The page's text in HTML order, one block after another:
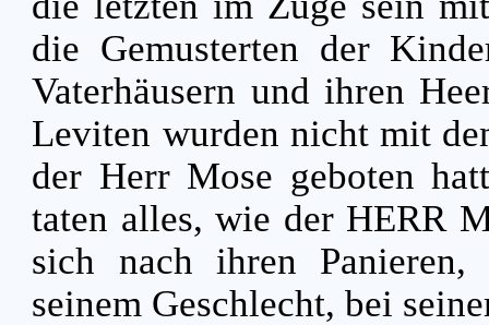
die Gemusterten der
Vaterhäusern und ihren
Leviten wurden nicht mit
der Herr Mose geboten
taten alles, wie der HERR
sich nach ihren
seinem Geschlecht, bei